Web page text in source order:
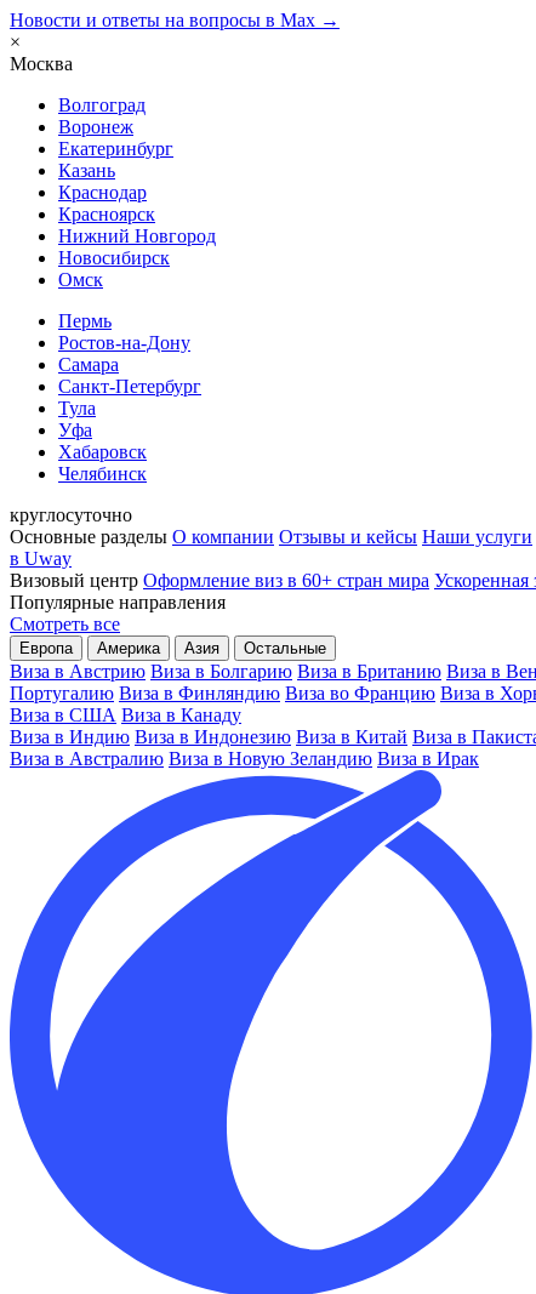
Новости и ответы на вопросы в Max →
×
Москва
Волгоград
Воронеж
Екатеринбург
Казань
Краснодар
Красноярск
Нижний Новгород
Новосибирск
Омск
Пермь
Ростов-на-Дону
Самара
Санкт-Петербург
Тула
Уфа
Хабаровск
Челябинск
круглосуточно
Основные разделы О компании Отзывы и кейсы Наши услуги
в Uway
Визовый центр Оформление виз в 60+ стран мира Ускоренная
Популярные направления
Смотреть все
Европа Америка Азия Остальные
Виза в Австрию Виза в Болгарию Виза в Британию Виза в
Португалию Виза в Финляндию Виза во Францию Виза в
Виза в США Виза в Канаду
Виза в Индию Виза в Индонезию Виза в Китай Виза в
Виза в Австралию Виза в Новую Зеландию Виза в Ирак